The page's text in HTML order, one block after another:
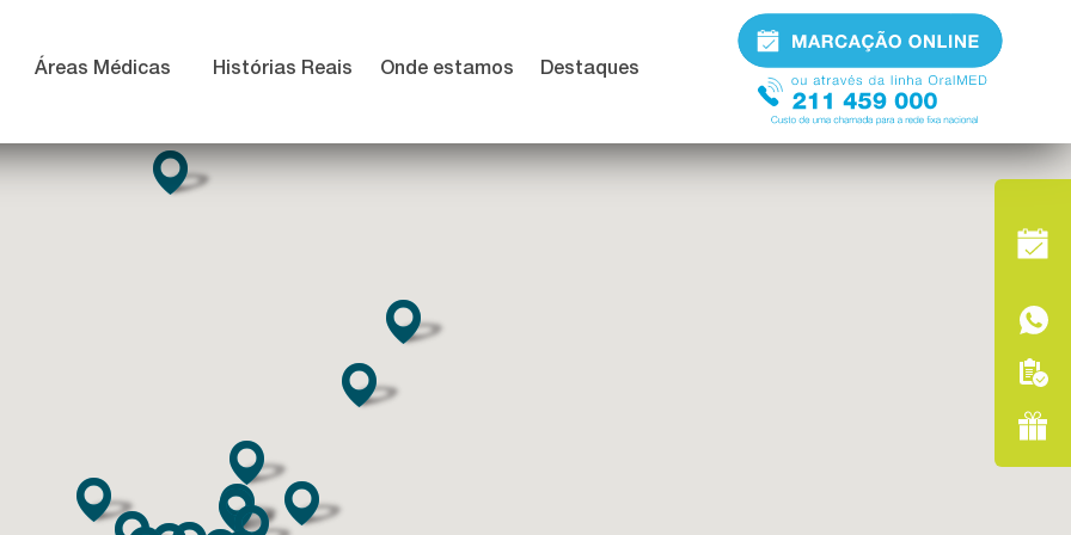
Áreas Médicas Histórias Reais Onde estamos Destaques